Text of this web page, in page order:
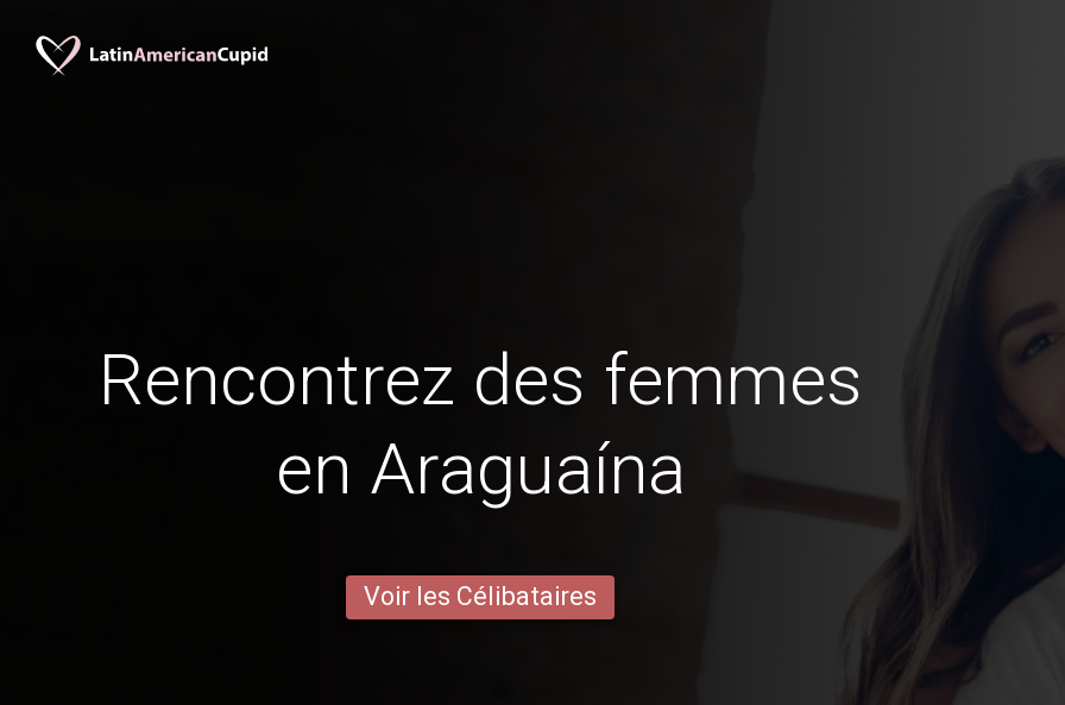
Rencontrez des femmes
en Araguaína
Voir les Célibataires